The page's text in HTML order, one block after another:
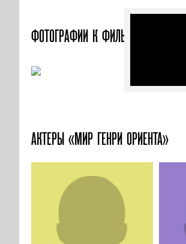
ФОТОГРАФИИ К ФИЛЬМУ «МИР
АКТЕРЫ «МИР ГЕНРИ ОРИЕНТА»